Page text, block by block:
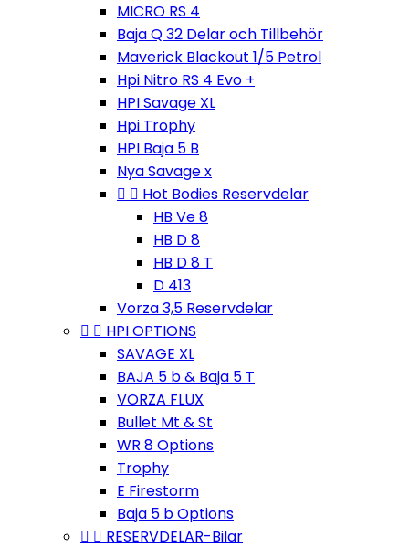
MICRO RS 4
Baja Q 32 Delar och Tillbehör
Maverick Blackout 1/5 Petrol
Hpi Nitro RS 4 Evo +
HPI Savage XL
Hpi Trophy
HPI Baja 5 B
Nya Savage x
  Hot Bodies Reservdelar
HB Ve 8
HB D 8
HB D 8 T
D 413
Vorza 3,5 Reservdelar
  HPI OPTIONS
SAVAGE XL
BAJA 5 b & Baja 5 T
VORZA FLUX
Bullet Mt & St
WR 8 Options
Trophy
E Firestorm
Baja 5 b Options
  RESERVDELAR-Bilar